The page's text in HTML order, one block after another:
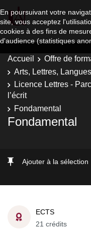
En poursuivant votre
site, vous acceptez
cookies à des fins de
d'audience (statistiques
Accueil Offre de
Arts, Lettres, Langues
Licence Lettres -
l’écrit
Fondamental
Fondamental
Ajouter à la sélection
ECTS
21 crédits